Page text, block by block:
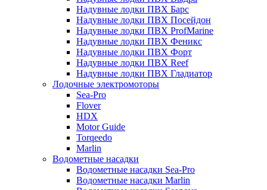
Надувные лодки ПВХ Барс
Надувные лодки ПВХ Посейдон
Надувные лодки ПВХ ProfMarine
Надувные лодки ПВХ Феникс
Надувные лодки ПВХ Форт
Надувные лодки ПВХ Reef
Надувные лодки ПВХ Гладиатор
Лодочные электромоторы
Sea-Pro
Flover
HDX
Motor Guide
Torqeedo
Marlin
Водометные насадки
Водометные насадки Sea-Pro
Водометные насадки Marlin